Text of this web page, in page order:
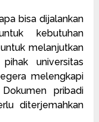
bisa dijalankan
kebutuhan
melanjutkan
universitas
melengkapi
pribadi
diterjemahkan